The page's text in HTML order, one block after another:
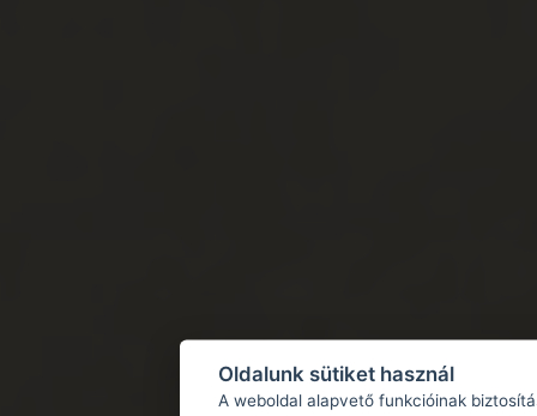
Oldalunk sütiket használ
A weboldal alapvető funkcióinak